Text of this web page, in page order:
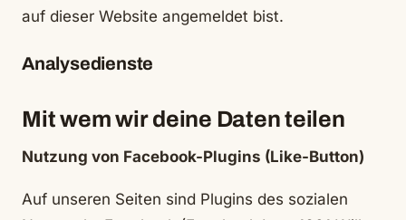
auf dieser Website angemeldet bist.
Analysedienste
Mit wem wir deine Daten teilen
Nutzung von Facebook-Plugins (Like-Button)
Auf unseren Seiten sind Plugins des sozialen